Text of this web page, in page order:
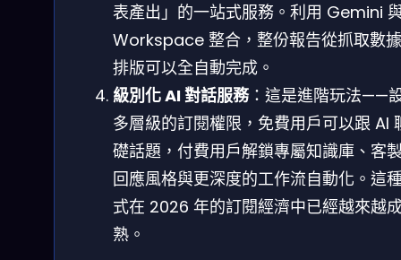
表產出」的一站式服務。利用 Gemini
Workspace 整合，整份報告從抓取數
排版可以全自動完成。
級別化 AI 對話服務：這是進階玩法——
多層級的訂閱權限，免費用戶可以跟 AI
礎話題，付費用戶解鎖專屬知識庫、客
回應風格與更深度的工作流自動化。這
式在 2026 年的訂閱經濟中已經越來越
熟。